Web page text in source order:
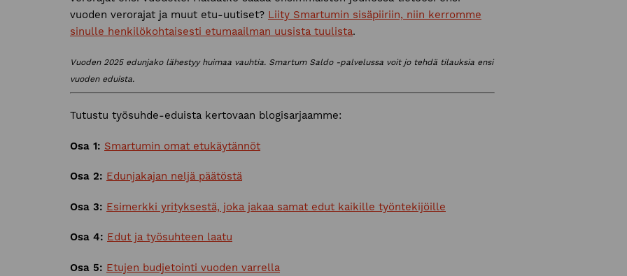
vuoden verorajat ja muut etu-uutiset? Liity Smartumin sisäpiiriin, niin kerromme
sinulle henkilökohtaisesti etumaailman uusista tuulista.
Vuoden 2025 edunjako lähestyy huimaa vauhtia. Smartum Saldo -palvelussa voit jo tehdä tilauksia ensi
vuoden eduista.
Tutustu työsuhde-eduista kertovaan blogisarjaamme:
Osa 1: Smartumin omat etukäytännöt
Osa 2: Edunjakajan neljä päätöstä
Osa 3: Esimerkki yrityksestä, joka jakaa samat edut kaikille työntekijöille
Osa 4: Edut ja työsuhteen laatu
Osa 5: Etujen budjetointi vuoden varrella